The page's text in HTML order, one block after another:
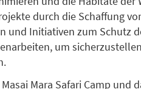
durch die Schaffung
und Initiativen zum Schutz
um
Mara Safari Camp und